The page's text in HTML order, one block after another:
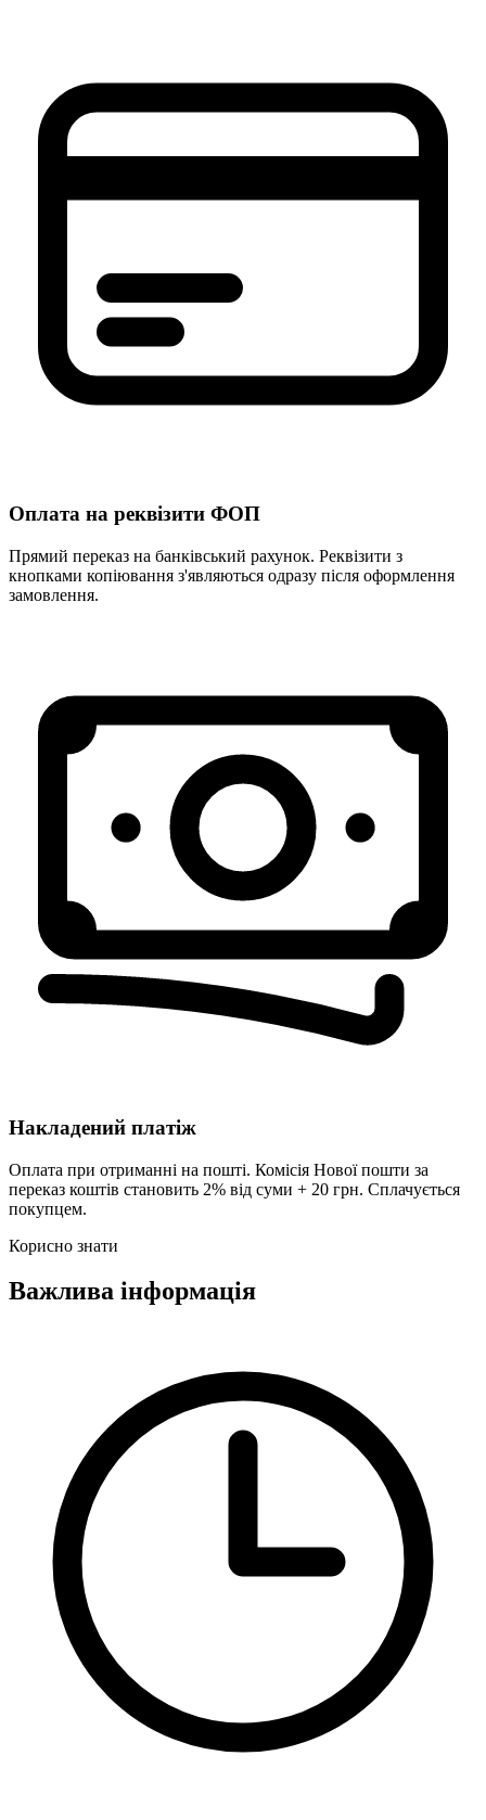
Оплата на реквізити ФОП
Прямий переказ на банківський рахунок. Реквізити з
кнопками копіювання з'являються одразу після оформлення
замовлення.
Накладений платіж
Оплата при отриманні на пошті. Комісія Нової пошти за
переказ коштів становить 2% від суми + 20 грн. Сплачується
покупцем.
Корисно знати
Важлива інформація